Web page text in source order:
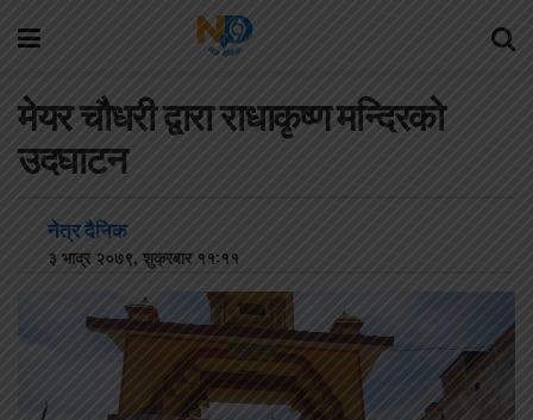
मेयर चौधरी द्वारा राधाकृष्ण मन्दिरको
उदघाटन
नेत्र दैनिक
३ भाद्र २०७९, शुक्रबार ११:११